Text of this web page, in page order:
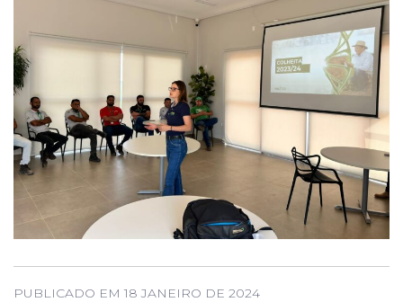
PUBLICADO EM 18 JANEIRO DE 2024